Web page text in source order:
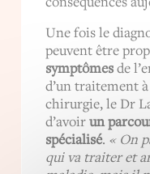
Une fois le
peuvent être
symptômesde
d’un traitement
chirurgie, le Dr
d’avoirun
spécialisé. « On
qui va traiter et